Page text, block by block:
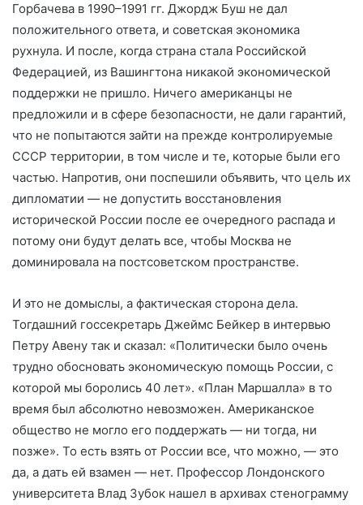
Горбачева в 1990–1991 гг. Джордж Буш не дал
положительного ответа, и советская экономика
рухнула. И после, когда страна стала Российской
Федерацией, из Вашингтона никакой экономической
поддержки не пришло. Ничего американцы не
предложили и в сфере безопасности, не дали гарантий,
что не попытаются зайти на прежде контролируемые
СССР территории, в том числе и те, которые были его
частью. Напротив, они поспешили объявить, что цель их
дипломатии — не допустить восстановления
исторической России после ее очередного распада и
потому они будут делать все, чтобы Москва не
доминировала на постсоветском пространстве.
И это не домыслы, а фактическая сторона дела.
Тогдашний госсекретарь Джеймс Бейкер в интервью
Петру Авену так и сказал: «Политически было очень
трудно обосновать экономическую помощь России, с
которой мы боролись 40 лет». «План Маршалла» в то
время был абсолютно невозможен. Американское
общество не могло его поддержать — ни тогда, ни
позже». То есть взять от России все, что можно, — это
да, а дать ей взамен — нет. Профессор Лондонского
университета Влад Зубок нашел в архивах стенограмму